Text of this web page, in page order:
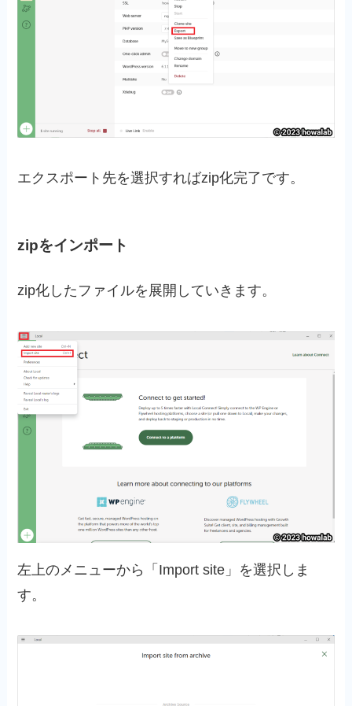
エクスポート先を選択すればzip化完了です。
zipをインポート
zip化したファイルを展開していきます。
左上のメニューから「Import site」を選択しま
す。